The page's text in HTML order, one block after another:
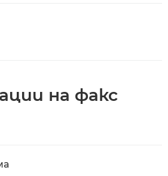
на факс